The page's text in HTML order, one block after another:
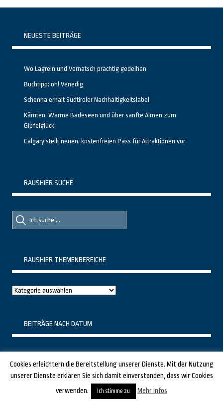
NEUESTE BEITRÄGE
Wo Lagrein und Vernatsch prächtig gedeihen
Buchtipp: oh! Venedig
Schenna erhält Südtiroler Nachhaltigkeitslabel
Kärnten: Warme Badeseen und über sanfte Almen zum
Gipfelglück
Calgary stellt neuen, kostenfreien Pass für Attraktionen vor
RAUSHIER SUCHE
Suche
nach::
Suche
nach:
RAUSHIER THEMENBEREICHE
Raushier
BEITRÄGE NACH DATUM
3
10
Cookies erleichtern die Bereitstellung unserer Dienste. Mit der Nutzung
unserer Dienste erklären Sie sich damit einverstanden, dass wir Cookies
verwenden.
Ich stimme zu Mehr Infos